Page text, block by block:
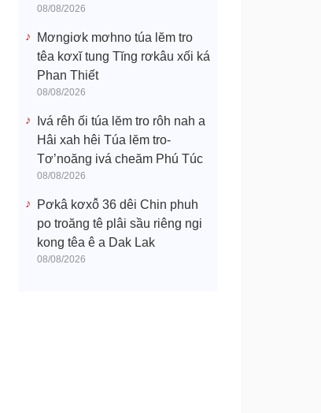
08/08/2026
Mơngiơk mơhno túa lĕm tro
têa kơxĭ tung Tĭng rơkâu xối ká
Phan Thiết
08/08/2026
Ivá rêh ối túa lĕm tro rôh nah a
Hâi xah hêi Túa lĕm tro-
Tơ’noăng ivá cheăm Phú Túc
08/08/2026
Pơkâ kơxô̆ 36 dêi Chin phuh
po troăng tê plâi sầu riêng ngi
kong têa ê a Dak Lak
08/08/2026